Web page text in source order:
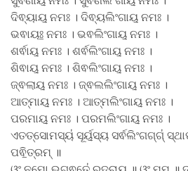
ଦିଵ୍ୟାୟ॒ ନମଃ । ଦିଵ୍ୟଲିଂଗାୟ॒ ନମଃ ।
ଭଵାୟଃ॒ ନମଃ । ଭଵଲିଂଗାୟ॒ ନମଃ ।
ଶର୍ଵାୟ॒ ନମଃ । ଶର୍ଵଲିଂଗାୟ॒ ନମଃ ।
ଶିଵାୟ॒ ନମଃ । ଶିଵଲିଂଗାୟ॒ ନମଃ ।
ଜ୍ଵଲାୟ॒ ନମଃ । ଜ୍ଵଲଲିଂଗାୟ॒ ନମଃ ।
ଆତ୍ମାୟ॒ ନମଃ । ଆତ୍ମଲିଂଗାୟ॒ ନମଃ ।
ପରମାୟ॒ ନମଃ । ପରମଲିଂଗାୟ॒ ନମଃ ।
ଏତତ୍ସୋମସ୍ୟ॑ ସୂର୍ୟ॒ସ୍ୟ ସର୍ଵଲିଂଗଗ୍ଗ୍॑
ପଵି॒ତ୍ରମ୍ ॥